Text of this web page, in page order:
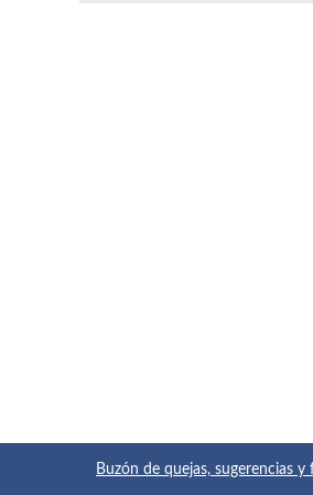
Buzón de quejas, sugerencias y